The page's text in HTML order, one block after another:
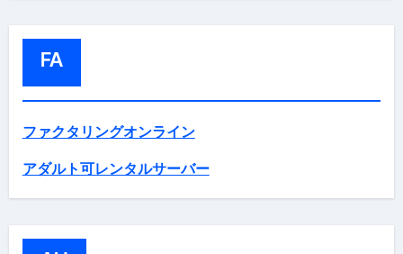
FA
ファクタリングオンライン
アダルト可レンタルサーバー